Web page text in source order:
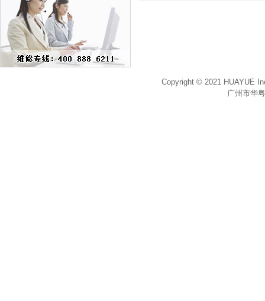
Copyright © 2021 HUAYUE
广州市华